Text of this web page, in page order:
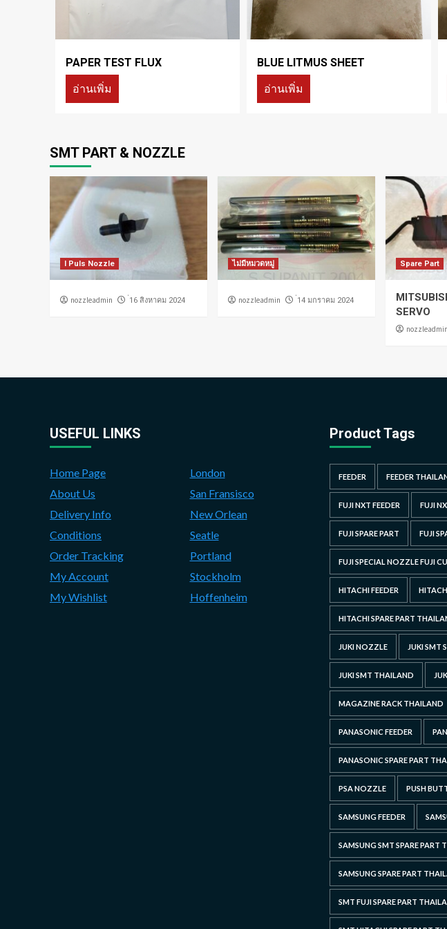
PAPER TEST FLUX
อ่านเพิ่ม
BLUE LITMUS SHEET
อ่านเพิ่ม
SMT PART & NOZZLE
I Puls Nozzle
nozzleadmin ่16 สิงหาคม 2024
ไม่มีหมวดหมู่
nozzleadmin ่14 มกราคม 2024
Spare Part
SERVO
nozzleadmin
USEFUL LINKS
Home Page
About Us
Delivery Info
Conditions
Order Tracking
My Account
My Wishlist
London
San Fransisco
New Orlean
Seatle
Portland
Stockholm
Hoffenheim
Product Tags
FEEDER FEEDER
FUJI NXT FEEDER FUJI
FUJI SPARE PART FUJI
FUJI SPECIAL NOZZLE FUJI
HITACHI FEEDER
HITACHI SPARE PART
JUKI NOZZLE JUKI SMT
JUKI SMT THAILAND
MAGAZINE RACK THAILAND
PANASONIC FEEDER
PANASONIC SPARE PART
PSA NOZZLE PUSH
SAMSUNG FEEDER
SAMSUNG SMT SPARE PART
SAMSUNG SPARE PART
SMT FUJI SPARE PART